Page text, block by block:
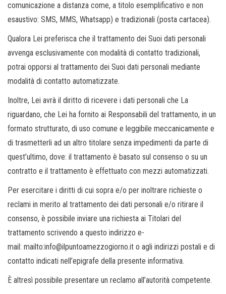
comunicazione a distanza come, a titolo esemplificativo e non
esaustivo: SMS, MMS, Whatsapp) e tradizionali (posta cartacea).
Qualora Lei preferisca che il trattamento dei Suoi dati personali
avvenga esclusivamente con modalità di contatto tradizionali,
potrai opporsi al trattamento dei Suoi dati personali mediante
modalità di contatto automatizzate.
Inoltre, Lei avrà il diritto di ricevere i dati personali che La
riguardano, che Lei ha fornito ai Responsabili del trattamento, in un
formato strutturato, di uso comune e leggibile meccanicamente e
di trasmetterli ad un altro titolare senza impedimenti da parte di
quest’ultimo, dove: il trattamento è basato sul consenso o su un
contratto e il trattamento è effettuato con mezzi automatizzati.
Per esercitare i diritti di cui sopra e/o per inoltrare richieste o
reclami in merito al trattamento dei dati personali e/o ritirare il
consenso, è possibile inviare una richiesta ai Titolari del
trattamento scrivendo a questo indirizzo e-
mail: mailto:info@ilpuntoamezzogiorno.it o agli indirizzi postali e di
contatto indicati nell’epigrafe della presente informativa.
È altresì possibile presentare un reclamo all’autorità competente.